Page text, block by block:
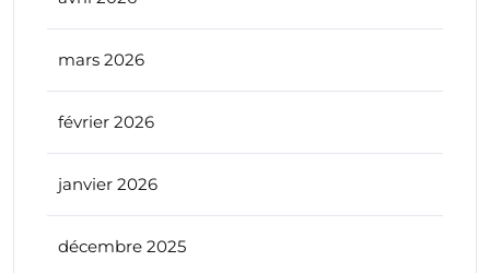
mars 2026
février 2026
janvier 2026
décembre 2025